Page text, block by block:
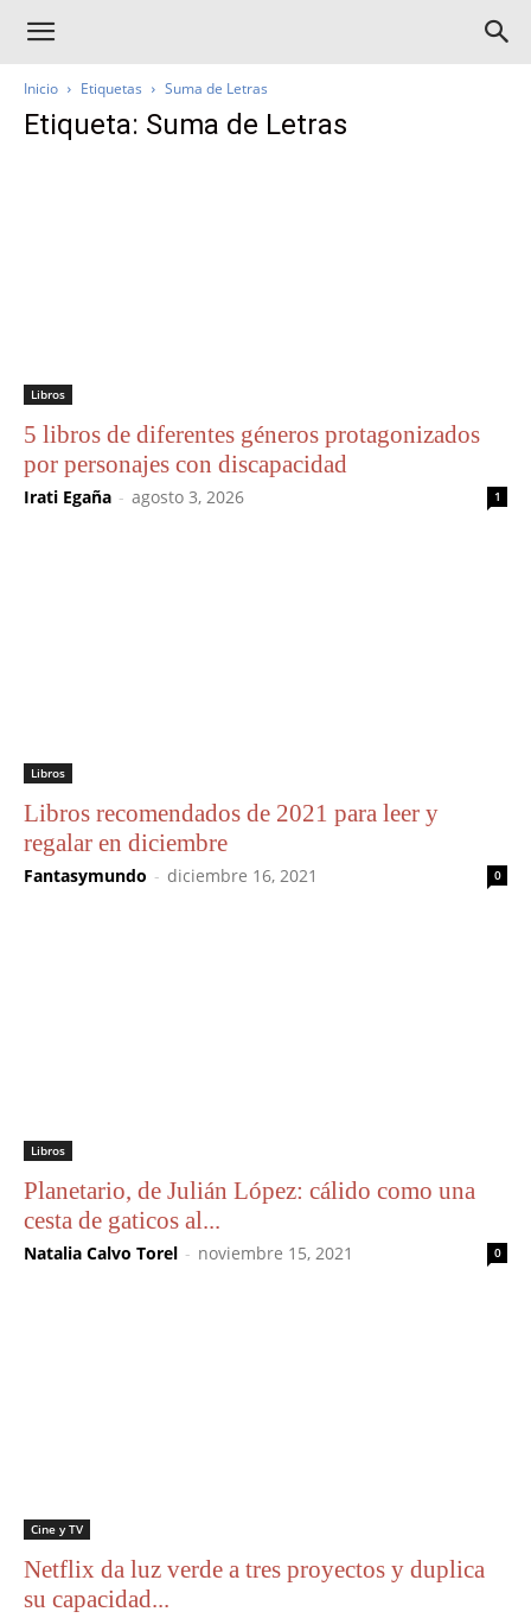
Inicio Etiquetas Suma de Letras
Etiqueta: Suma de Letras
Libros
5 libros de diferentes géneros protagonizados
por personajes con discapacidad
Irati Egaña - agosto 3, 2026 1
Libros
Libros recomendados de 2021 para leer y
regalar en diciembre
Fantasymundo - diciembre 16, 2021 0
Libros
Planetario, de Julián López: cálido como una
cesta de gaticos al...
Natalia Calvo Torel - noviembre 15, 2021 0
Cine y TV
Netflix da luz verde a tres proyectos y duplica
su capacidad...